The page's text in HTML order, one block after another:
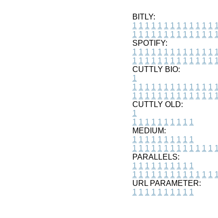
BITLY:
1 1 1 1 1 1 1 1 1 1 1 1 1 1
1 1 1 1 1 1 1 1 1 1 1 1 1 1
SPOTIFY:
1 1 1 1 1 1 1 1 1 1 1 1 1 1
1 1 1 1 1 1 1 1 1 1 1 1 1 1
CUTTLY BIO:
1
1 1 1 1 1 1 1 1 1 1 1 1 1 1
1 1 1 1 1 1 1 1 1 1 1 1 1 1
CUTTLY OLD:
1
1 1 1 1 1 1 1 1 1 1
MEDIUM:
1 1 1 1 1 1 1 1 1 1
1 1 1 1 1 1 1 1 1 1 1 1 1 1
PARALLELS:
1 1 1 1 1 1 1 1 1 1
1 1 1 1 1 1 1 1 1 1 1 1 1 1
URL PARAMETER:
1 1 1 1 1 1 1 1 1 1